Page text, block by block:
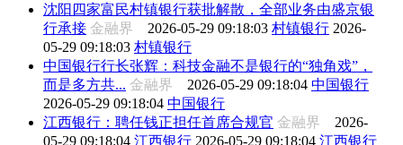
沈阳四家富民村镇银行获批解散，全部业务由盛京银
行承接 金融界 2026-05-29 09:18:03 村镇银行 2026-
05-29 09:18:03 村镇银行
中国银行行长张辉：科技金融不是银行的“独角戏”，
而是多方共... 金融界 2026-05-29 09:18:04 中国银行
2026-05-29 09:18:04 中国银行
江西银行：聘任钱正担任首席合规官 金融界 2026-
05-29 09:18:04 江西银行 2026-05-29 09:18:04 江西银行